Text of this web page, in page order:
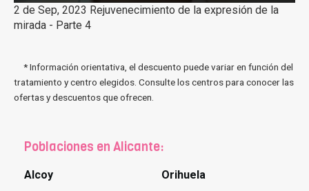
2 de Sep, 2023 Rejuvenecimiento de la expresión de la
mirada - Parte 4
* Información orientativa, el descuento puede variar en función del
tratamiento y centro elegidos. Consulte los centros para conocer las
ofertas y descuentos que ofrecen.
Poblaciones en Alicante:
Alcoy
Orihuela